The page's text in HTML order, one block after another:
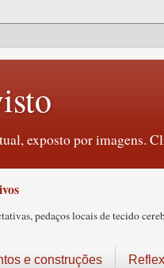
exposto por imagens.
pedaços locais de tecido
e construções